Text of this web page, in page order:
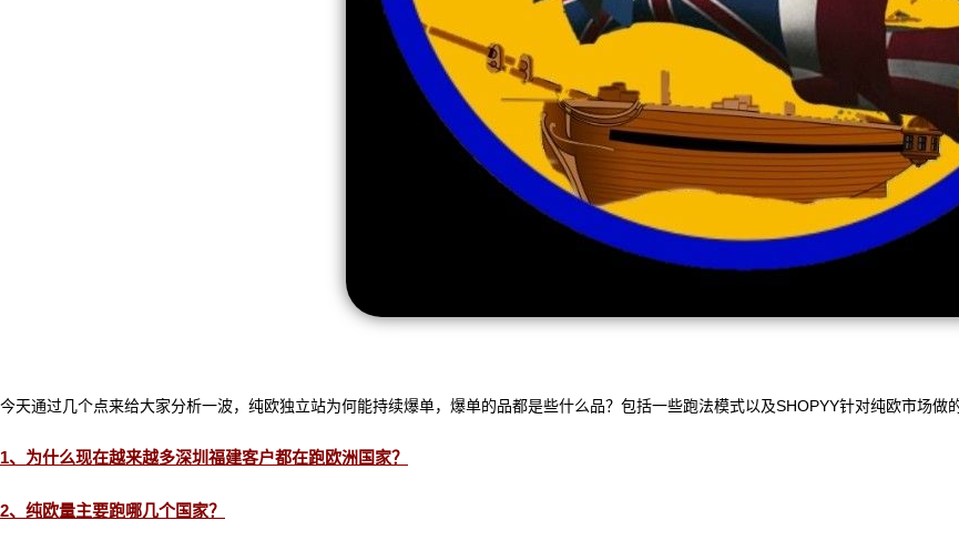
今天通过几个点来给大家分析一波，纯欧独立站为何能持续爆单，爆单的品都是些什么品？包括一些跑法模式以及SHOPYY针对纯欧市场做
1、为什么现在越来越多深圳福建客户都在跑欧洲国家？
2、纯欧量主要跑哪几个国家？